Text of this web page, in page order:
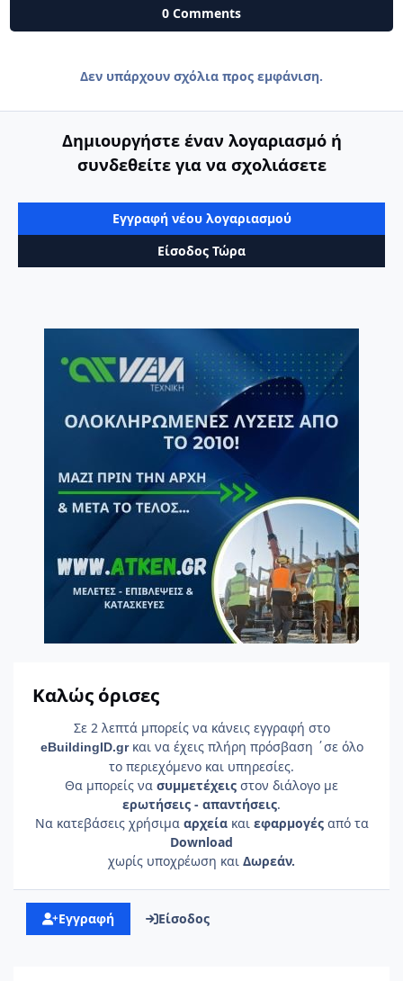
0 Comments
Δεν υπάρχουν σχόλια προς εμφάνιση.
Δημιουργήστε έναν λογαριασμό ή
συνδεθείτε για να σχολιάσετε
Εγγραφή νέου λογαριασμού
Είσοδος Τώρα
Καλώς όρισες
Σε 2 λεπτά μπορείς να κάνεις εγγραφή στο
eBuildingID.gr και να έχεις πλήρη πρόσβαση ΄σε όλο
το περιεχόμενο και υπηρεσίες.
Θα μπορείς να συμμετέχεις στον διάλογο με
ερωτήσεις - απαντήσεις.
Να κατεβάσεις χρήσιμα αρχείακαι εφαρμογέςαπό τα
Download
χωρίς υποχρέωση και Δωρεάν.
Εγγραφή Είσοδος